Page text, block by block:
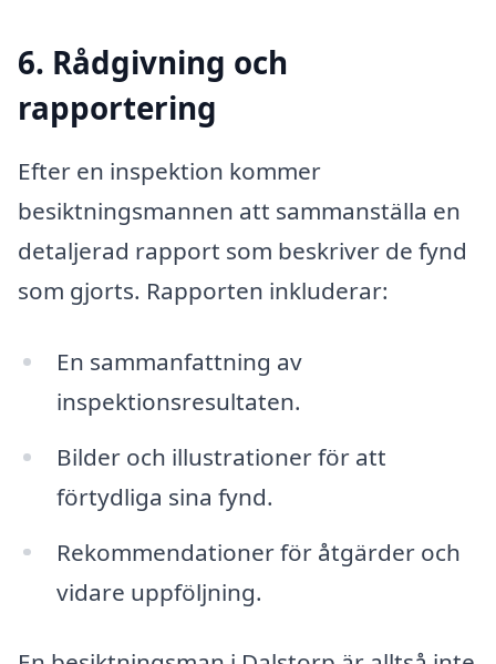
6. Rådgivning och
rapportering
Efter en inspektion kommer
besiktningsmannen att sammanställa en
detaljerad rapport som beskriver de fynd
som gjorts. Rapporten inkluderar:
En sammanfattning av
inspektionsresultaten.
Bilder och illustrationer för att
förtydliga sina fynd.
Rekommendationer för åtgärder och
vidare uppföljning.